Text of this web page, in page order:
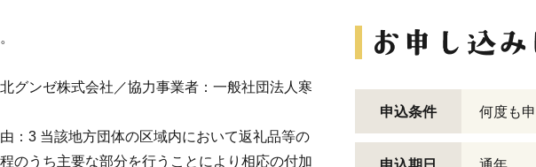
グンゼ株式会社／協力事業者：一般社団法人寒
：3 当該地方団体の区域内において返礼品等の
のうち主要な部分を行うことにより相応の付加
申込条件 何度も